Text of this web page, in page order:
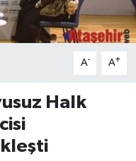
A- A+
Halk